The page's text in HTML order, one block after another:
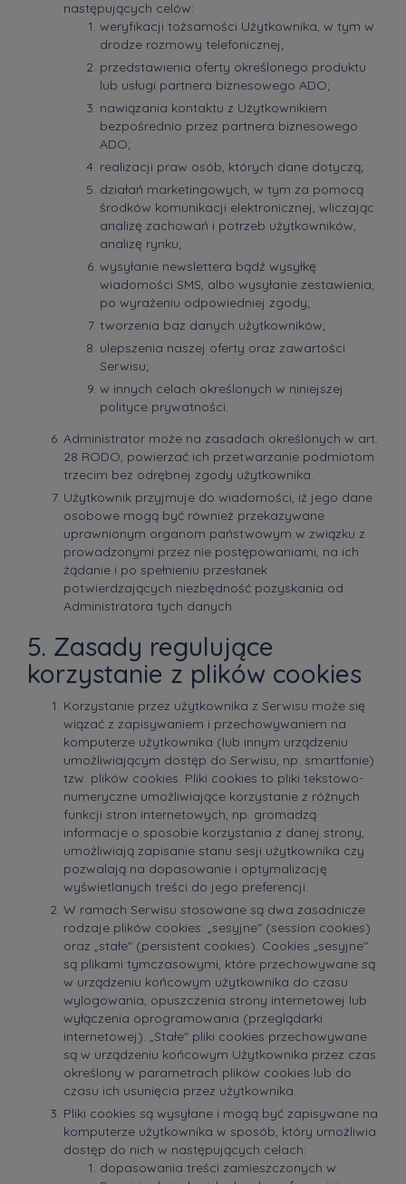
następujących celów:
weryfikacji tożsamości Użytkownika, w tym w
drodze rozmowy telefonicznej;
przedstawienia oferty określonego produktu
lub usługi partnera biznesowego ADO;
nawiązania kontaktu z Użytkownikiem
bezpośrednio przez partnera biznesowego
ADO;
realizacji praw osób, których dane dotyczą;
działań marketingowych, w tym za pomocą
środków komunikacji elektronicznej, wliczając
analizę zachowań i potrzeb użytkowników,
analizę rynku;
wysyłanie newslettera bądź wysyłkę
wiadomości SMS, albo wysyłanie zestawienia,
po wyrażeniu odpowiedniej zgody;
tworzenia baz danych użytkowników;
ulepszenia naszej oferty oraz zawartości
Serwisu;
w innych celach określonych w niniejszej
polityce prywatności.
Administrator może na zasadach określonych w art.
28 RODO, powierzać ich przetwarzanie podmiotom
trzecim bez odrębnej zgody użytkownika.
Użytkownik przyjmuje do wiadomości, iż jego dane
osobowe mogą być również przekazywane
uprawnionym organom państwowym w związku z
prowadzonymi przez nie postępowaniami, na ich
żądanie i po spełnieniu przesłanek
potwierdzających niezbędność pozyskania od
Administratora tych danych.
5. Zasady regulujące
korzystanie z plików cookies
Korzystanie przez użytkownika z Serwisu może się
wiązać z zapisywaniem i przechowywaniem na
komputerze użytkownika (lub innym urządzeniu
umożliwiającym dostęp do Serwisu, np. smartfonie)
tzw. plików cookies. Pliki cookies to pliki tekstowo-
numeryczne umożliwiające korzystanie z różnych
funkcji stron internetowych, np. gromadzą
informacje o sposobie korzystania z danej strony,
umożliwiają zapisanie stanu sesji użytkownika czy
pozwalają na dopasowanie i optymalizację
wyświetlanych treści do jego preferencji.
W ramach Serwisu stosowane są dwa zasadnicze
rodzaje plików cookies: „sesyjne" (session cookies)
oraz „stałe" (persistent cookies). Cookies „sesyjne"
są plikami tymczasowymi, które przechowywane są
w urządzeniu końcowym użytkownika do czasu
wylogowania, opuszczenia strony internetowej lub
wyłączenia oprogramowania (przeglądarki
internetowej). „Stałe" pliki cookies przechowywane
są w urządzeniu końcowym Użytkownika przez czas
określony w parametrach plików cookies lub do
czasu ich usunięcia przez użytkownika.
Pliki cookies są wysyłane i mogą być zapisywane na
komputerze użytkownika w sposób, który umożliwia
dostęp do nich w następujących celach:
dopasowania treści zamieszczonych w